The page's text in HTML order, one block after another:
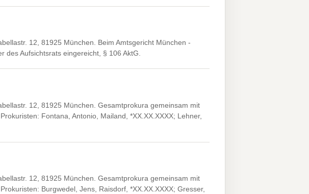
12, 81925 München. Beim Amtsgericht München -
des Aufsichtsrats eingereicht, § 106 AktG.
12, 81925 München. Gesamtprokura gemeinsam mit
Fontana, Antonio, Mailand, *XX.XX.XXXX; Lehner,
12, 81925 München. Gesamtprokura gemeinsam mit
Burgwedel, Jens, Raisdorf, *XX.XX.XXXX; Gresser,